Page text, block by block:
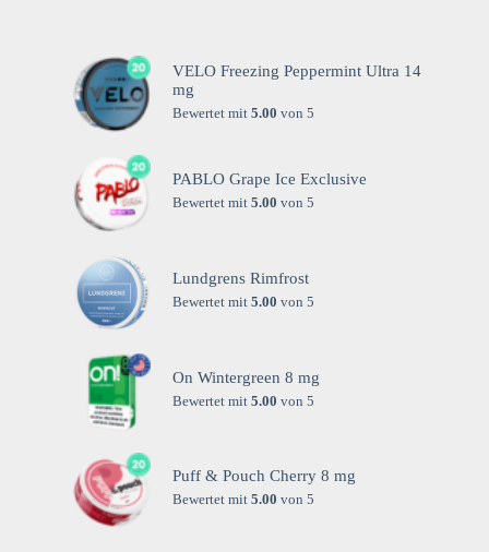
VELO Freezing Peppermint Ultra 14
mg
Bewertet mit 5.00 von 5
PABLO Grape Ice Exclusive
Bewertet mit 5.00 von 5
Lundgrens Rimfrost
Bewertet mit 5.00 von 5
On Wintergreen 8 mg
Bewertet mit 5.00 von 5
Puff & Pouch Cherry 8 mg
Bewertet mit 5.00 von 5